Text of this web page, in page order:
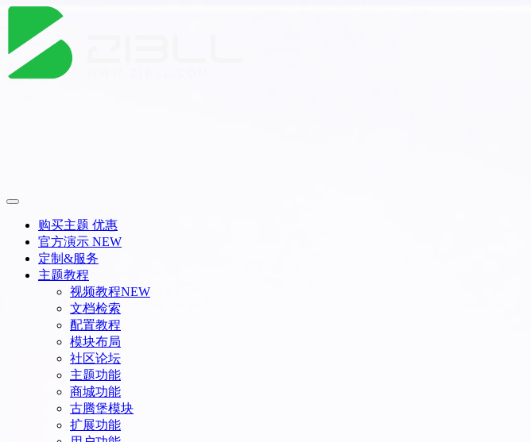
购买主题 优惠
官方演示 NEW
定制&服务
主题教程
视频教程NEW
文档检索
配置教程
模块布局
社区论坛
主题功能
商城功能
古腾堡模块
扩展功能